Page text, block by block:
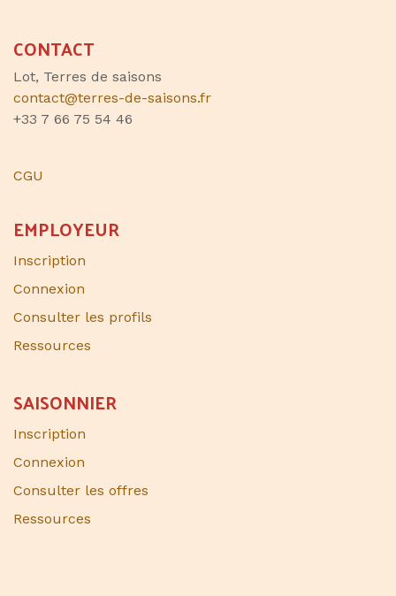
CONTACT
Lot, Terres de saisons
contact@terres-de-saisons.fr
+33 7 66 75 54 46
CGU
EMPLOYEUR
Inscription
Connexion
Consulter les profils
Ressources
SAISONNIER​
Inscription
Connexion
Consulter les offres
Ressources